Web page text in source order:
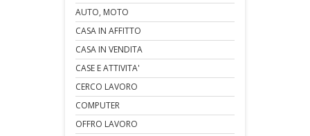
AUTO, MOTO
CASA IN AFFITTO
CASA IN VENDITA
CASE E ATTIVITA'
CERCO LAVORO
COMPUTER
OFFRO LAVORO